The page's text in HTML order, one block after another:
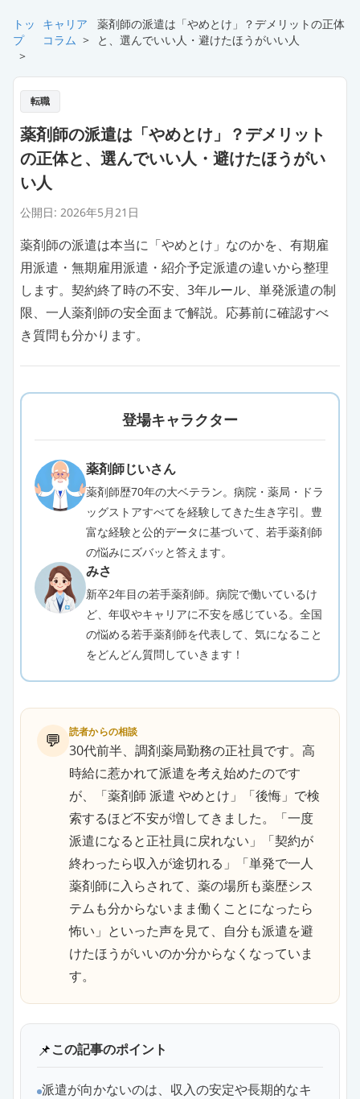
トッ
プ
>
キャリア
コラム >
薬剤師の派遣は「やめとけ」？デメリットの正体
と、選んでいい人・避けたほうがいい人
転職
薬剤師の派遣は「やめとけ」？デメリット
の正体と、選んでいい人・避けたほうがい
い人
公開日: 2026年5月21日
薬剤師の派遣は本当に「やめとけ」なのかを、有期雇
用派遣・無期雇用派遣・紹介予定派遣の違いから整理
します。契約終了時の不安、3年ルール、単発派遣の制
限、一人薬剤師の安全面まで解説。応募前に確認すべ
き質問も分かります。
登場キャラクター
薬剤師じいさん
薬剤師歴70年の大ベテラン。病院・薬局・ドラ
ッグストアすべてを経験してきた生き字引。豊
富な経験と公的データに基づいて、若手薬剤師
の悩みにズバッと答えます。
みさ
新卒2年目の若手薬剤師。病院で働いているけ
ど、年収やキャリアに不安を感じている。全国
の悩める若手薬剤師を代表して、気になること
をどんどん質問していきます！
💬 読者からの相談
30代前半、調剤薬局勤務の正社員です。高
時給に惹かれて派遣を考え始めたのです
が、「薬剤師 派遣 やめとけ」「後悔」で検
索するほど不安が増してきました。「一度
派遣になると正社員に戻れない」「契約が
終わったら収入が途切れる」「単発で一人
薬剤師に入らされて、薬の場所も薬歴シス
テムも分からないまま働くことになったら
怖い」といった声を見て、自分も派遣を避
けたほうがいいのか分からなくなっていま
す。
📌この記事のポイント
派遣が向かないのは、収入の安定や長期的なキ